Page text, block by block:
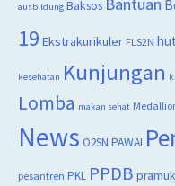
ausbildung Baksos
19 Ekstrakurikuler FLS2N
kesehatan Kunjungan
Lomba makan sehat
News O2SN PAWAI
pesantren PKL PPDB